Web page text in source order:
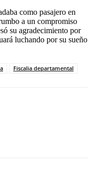
como pasajero en
a un compromiso
su agradecimiento por
luchando por su sueño
Fiscalia departamental